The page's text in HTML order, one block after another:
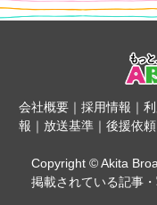
会社概要｜ 採用情報 ｜
報 ｜ 放送基準 ｜ 後援依頼
Copyright © Akita
掲載されている記事